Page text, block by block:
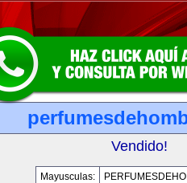
Vendido!
Mayusculas: